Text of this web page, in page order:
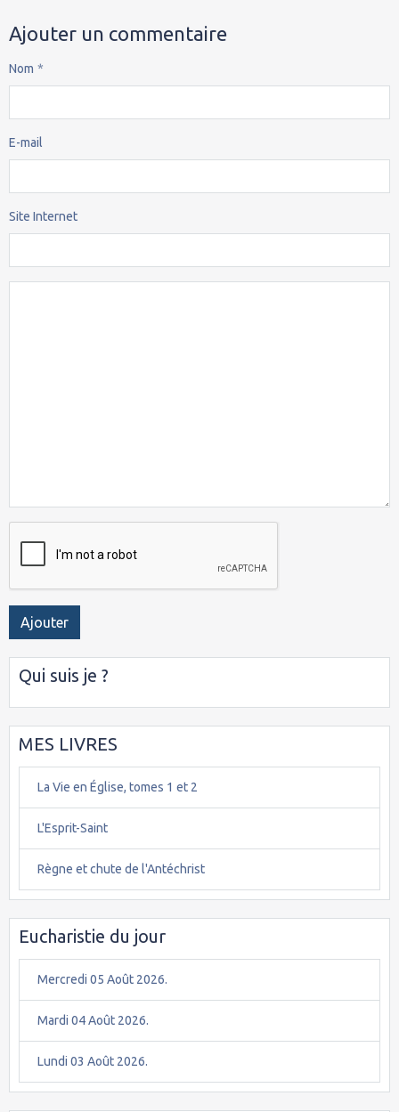
Ajouter un commentaire
Nom
E-mail
Site Internet
Ajouter
Qui suis je ?
MES LIVRES
La Vie en Église, tomes 1 et 2
L'Esprit-Saint
Règne et chute de l'Antéchrist
Eucharistie du jour
Mercredi 05 Août 2026.
Mardi 04 Août 2026.
Lundi 03 Août 2026.